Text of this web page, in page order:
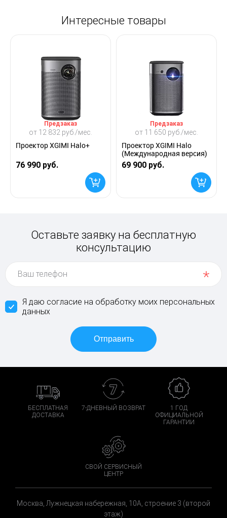
Интересные товары
от 12 832 руб./мес.
Предзаказ
Проектор XGIMI Halo+
76 990 руб.
от 11 650 руб./мес.
Предзаказ
Проектор XGIMI Halo
(Международная версия)
69 900 руб.
Оставьте заявку на бесплатную
консультацию
Ваш телефон
Я даю согласие на обработку моих персональных
данных
БЕСПЛАТНАЯ
ДОСТАВКА
7-ДНЕВНЫЙ ВОЗВРАТ
1 ГОД
ОФИЦИАЛЬНОЙ
ГАРАНТИИ
СВОЙ СЕРВИСНЫЙ
ЦЕНТР
Москва, Лужнецкая набережная, 10А, строение 3 (второй
этаж)